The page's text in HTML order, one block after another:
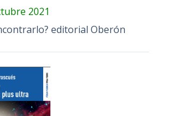
2021
editorial Oberón